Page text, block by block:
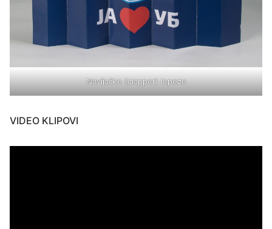
Navijačke (clapper) lepeze
VIDEO KLIPOVI